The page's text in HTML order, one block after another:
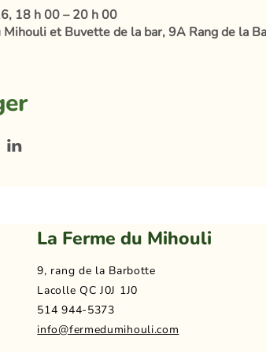
18 h 00 – 20 h 00
Mihouli et Buvette de la bar, 9A Rang de la
La Ferme du Mihouli
9, rang de la Barbotte
Lacolle QC J0J 1J0
514 944-5373
info@fermedumihouli.com